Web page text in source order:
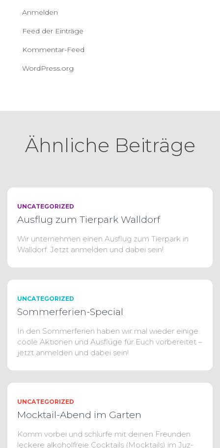
Anmelden
Feed der Einträge
Kommentar-Feed
WordPress.org
Ähnliche Beiträge
UNCATEGORIZED
Ausflug zum Tierpark Walldorf
Wir unternehmen einen Ausflug zum Tierpark in
Walldorf. Jetzt anmelden und dabei sein!
UNCATEGORIZED
Sommerferien-Special
In den Sommerferien haben wir mal wieder einige
coole Aktionen und Ausflüge für Euch vorbereitet –
jetzt anmelden und dabei sein!
UNCATEGORIZED
Mocktail-Abend im Garten
Komm vorbei und schlürfe mit deinen Freunden
leckere alkoholfreie Cocktails (Mocktails) im Juz-